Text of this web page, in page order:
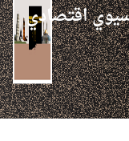
اقتصادي